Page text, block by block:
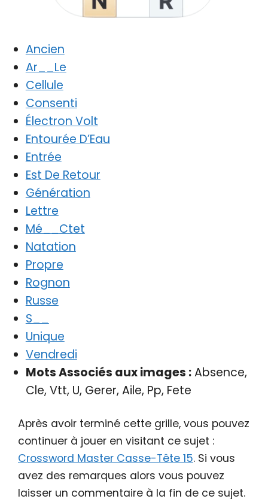
Ancien
Ar__Le
Cellule
Consenti
Électron Volt
Entourée D’Eau
Entrée
Est De Retour
Génération
Lettre
Mé__Ctet
Natation
Propre
Rognon
Russe
S__
Unique
Vendredi
Mots Associés aux images :Absence,
Cle, Vtt, U, Gerer, Aile, Pp, Fete
Après avoir terminé cette grille, vous pouvez
continuer à jouer en visitant ce sujet :
Crossword Master Casse-Tête 15. Si vous
avez des remarques alors vous pouvez
laisser un commentaire à la fin de ce sujet.